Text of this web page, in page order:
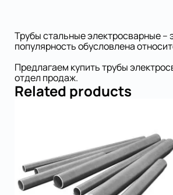
Трубы стальные электросварные –
популярность обусловлена
Предлагаем купить трубы
отдел продаж.
Related products